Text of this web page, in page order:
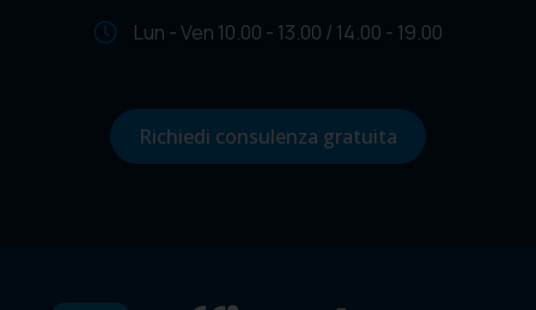
Lun - Ven 10.00 - 13.00 / 14.00 - 19.00
Richiedi consulenza gratuita